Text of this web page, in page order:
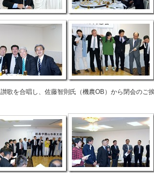
歌を合唱し、佐藤智則氏（機農OB）から閉会のご